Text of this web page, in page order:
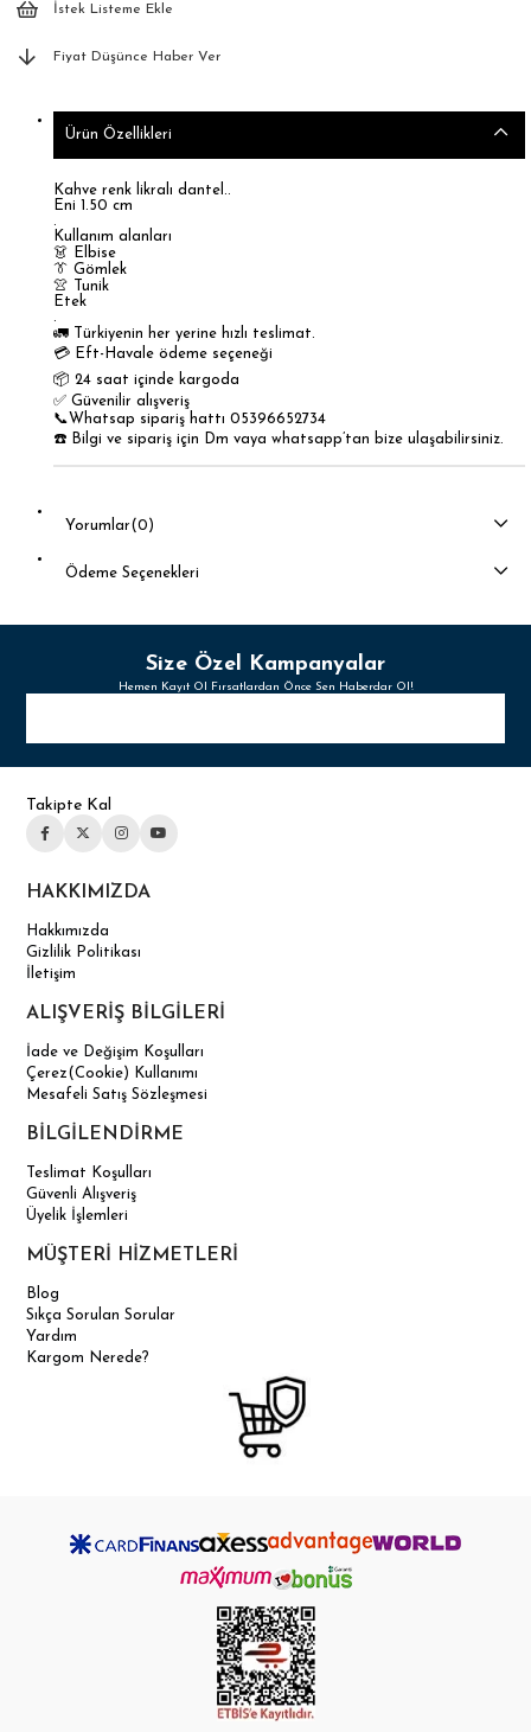
İstek Listeme Ekle
Fiyat Düşünce Haber Ver
Ürün Özellikleri
Kahve renk likralı dantel..
Eni 1.50 cm
.
Kullanım alanları
👗 Elbise
👔 Gömlek
👚 Tunik
Etek
.
🚛 Türkiyenin her yerine hızlı teslimat.
💳 Eft-Havale ödeme seçeneği
📦 24 saat içinde kargoda
✅ Güvenilir alışveriş
📞Whatsap sipariş hattı 05396652734
☎️ Bilgi ve sipariş için Dm vaya whatsapp’tan bize ulaşabilirsiniz.
Yorumlar(0)
Ödeme Seçenekleri
Size Özel Kampanyalar
Hemen Kayıt Ol Fırsatlardan Önce Sen Haberdar Ol!
Takipte Kal
HAKKIMIZDA
Hakkımızda
Gizlilik Politikası
İletişim
ALIŞVERİŞ BİLGİLERİ
İade ve Değişim Koşulları
Çerez(Cookie) Kullanımı
Mesafeli Satış Sözleşmesi
BİLGİLENDİRME
Teslimat Koşulları
Güvenli Alışveriş
Üyelik İşlemleri
MÜŞTERİ HİZMETLERİ
Blog
Sıkça Sorulan Sorular
Yardım
Kargom Nerede?